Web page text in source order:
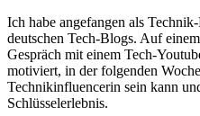
Ich habe angefangen als
deutschen Tech-Blogs. Auf
Gespräch mit einem Tech-
motiviert, in der folgenden
Technikinfluencerin sein kann
Schlüsselerlebnis.